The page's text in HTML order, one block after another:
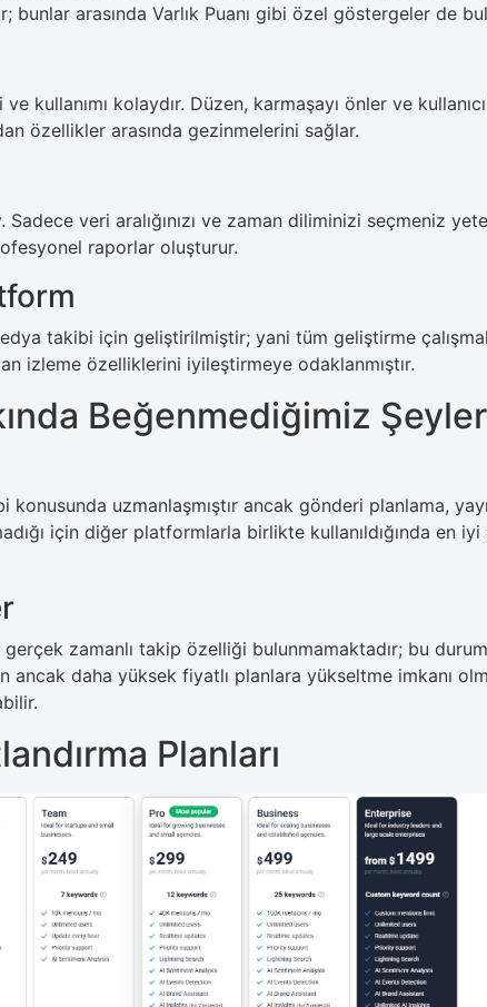
bunlar arasında Varlık Puanı gibi özel göstergeler de
kullanımı kolaydır. Düzen, karmaşayı önler ve
özellikler arasında gezinmelerini sağlar.
veri aralığınızı ve zaman diliminizi seçmeniz
raporlar oluşturur.
takibi için geliştirilmiştir; yani tüm geliştirme
izleme özelliklerini iyileştirmeye odaklanmıştır.
Beğenmediğimiz Şeyler
uzmanlaşmıştır ancak gönderi planlama,
için diğer platformlarla birlikte kullanıldığında en iyi
zamanlı takip özelliği bulunmamaktadır; bu
ancak daha yüksek fiyatlı planlara yükseltme imkanı
Planları